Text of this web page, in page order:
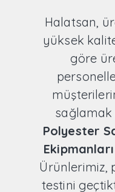
Halatsan,
yüksek
göre
sağlamak
Polyester
Ürünlerimiz,
testini